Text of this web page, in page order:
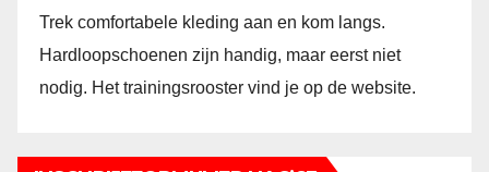
Trek comfortabele kleding aan en kom langs.
Hardloopschoenen zijn handig, maar eerst niet
nodig. Het trainingsrooster vind je op de website.